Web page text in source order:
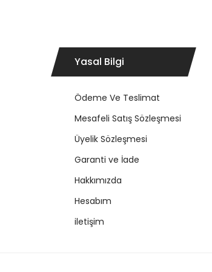
Yasal Bilgi
Ödeme Ve Teslimat
Mesafeli Satış Sözleşmesi
Üyelik Sözleşmesi
Garanti ve İade
Hakkımızda
Hesabım
iletişim